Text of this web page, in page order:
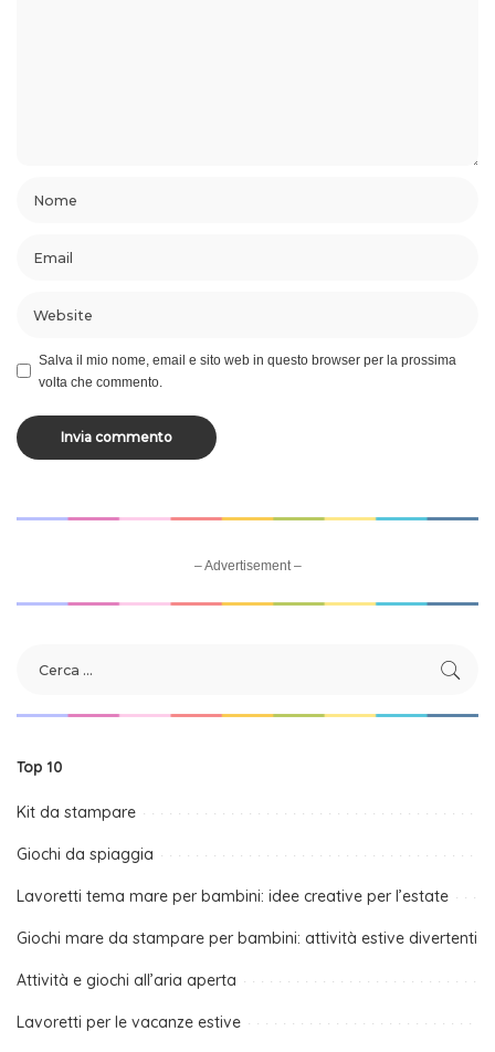
Salva il mio nome, email e sito web in questo browser per la prossima
volta che commento.
– Advertisement –
Top 10
Kit da stampare
Giochi da spiaggia
Lavoretti tema mare per bambini: idee creative per l’estate
Giochi mare da stampare per bambini: attività estive divertenti
Attività e giochi all’aria aperta
Lavoretti per le vacanze estive